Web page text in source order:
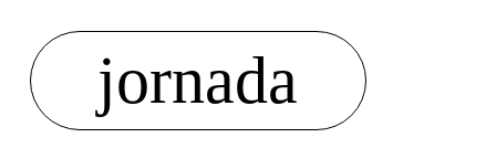
jornada